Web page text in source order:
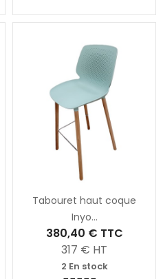
Tabouret haut coque
Inyo...
380,40 € TTC
317 € HT
2 En stock